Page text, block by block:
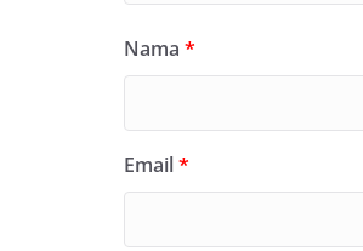
Nama *
Email*